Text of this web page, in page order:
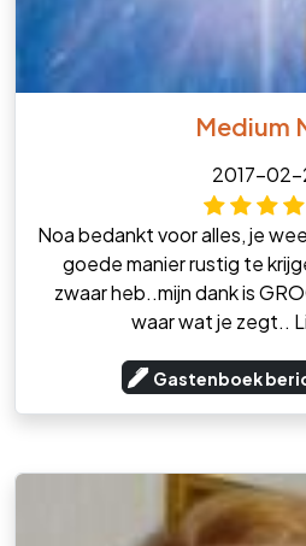
Medium
2017-
Noa bedankt voor alles, je
goede manier rustig te
zwaar heb..mijn dank is
waar wat je zegt..
Gastenboek